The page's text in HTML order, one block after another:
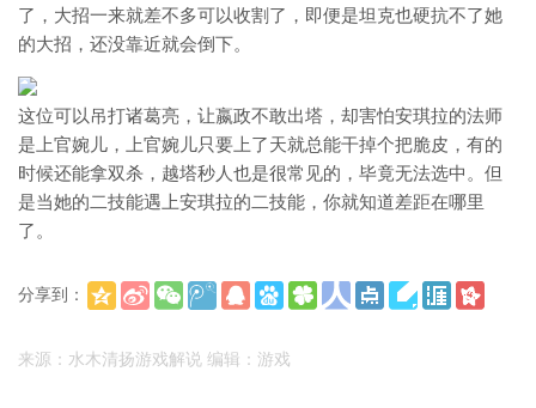
了，大招一来就差不多可以收割了，即便是坦克也硬抗不了她
的大招，还没靠近就会倒下。
这位可以吊打诸葛亮，让嬴政不敢出塔，却害怕安琪拉的法师
是上官婉儿，上官婉儿只要上了天就总能干掉个把脆皮，有的
时候还能拿双杀，越塔秒人也是很常见的，毕竟无法选中。但
是当她的二技能遇上安琪拉的二技能，你就知道差距在哪里
了。
分享到：
来源：水木清扬游戏解说 编辑：游戏